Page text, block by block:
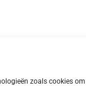
zoals cookies om